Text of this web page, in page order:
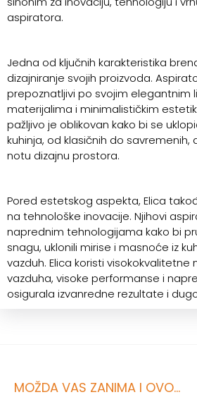
aspiratora.
Jedna od ključnih karakteristika
dizajniranje svojih proizvoda.
prepoznatljivi po svojim elegantnim
materijalima i minimalističkim
pažljivo je oblikovan kako bi se
kuhinja, od klasičnih do savremenih,
notu dizajnu prostora.
Pored estetskog aspekta, Elica
na tehnološke inovacije. Njihovi
naprednim tehnologijama kako bi
snagu, uklonili mirise i masnoće iz
vazduh. Elica koristi visokokvalitetne
vazduha, visoke performanse i
osigurala izvanredne rezultate i
MOŽDA VAS ZANIMA I OVO...